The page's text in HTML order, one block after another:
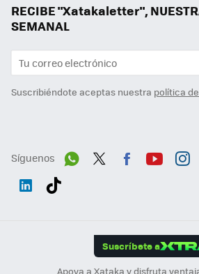
RECIBE "Xatakaletter",
SEMANAL
Suscribiéndote aceptas nuestra política
Síguenos
Suscríbete a
Apoya a Xataka y disfruta